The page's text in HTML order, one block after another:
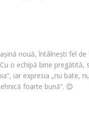
nouă, întâlnești fel
o echipă bine pregătită,
iar expresia „nu bate,
foarte bună”. 😊